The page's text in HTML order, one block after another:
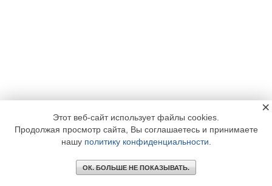
Этот веб-сайт использует файлы cookies.
Продолжая просмотр сайта, Вы соглашаетесь и принимаете
нашу политику конфиденциальности
ОК. БОЛЬШЕ НЕ ПОКАЗЫВАТЬ.
×